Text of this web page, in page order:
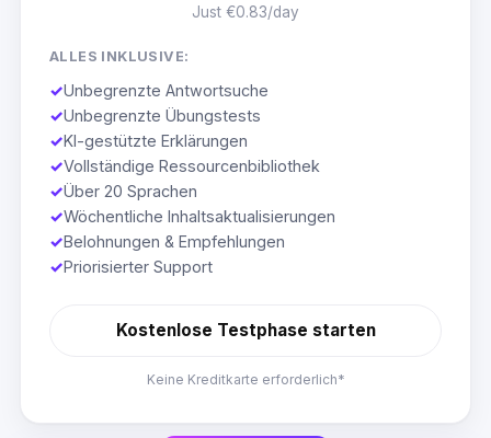
Just €0.83/day
ALLES INKLUSIVE:
✓Unbegrenzte Antwortsuche
✓Unbegrenzte Übungstests
✓KI-gestützte Erklärungen
✓Vollständige Ressourcenbibliothek
✓Über 20 Sprachen
✓Wöchentliche Inhaltsaktualisierungen
✓Belohnungen & Empfehlungen
✓Priorisierter Support
Kostenlose Testphase starten
Keine Kreditkarte erforderlich*